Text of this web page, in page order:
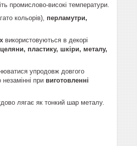
промислово-високі температури.
кольорів), перламутри,
використовуються в декорі
пластику, шкіри, металу,
упродовж довгого
при виготовленні
лягає як тонкий шар металу.